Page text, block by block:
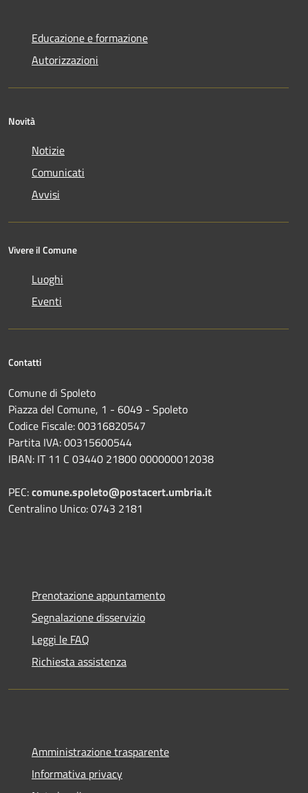
Educazione e formazione
Autorizzazioni
Novità
Notizie
Comunicati
Avvisi
Vivere il Comune
Luoghi
Eventi
Contatti
Comune di Spoleto
Piazza del Comune, 1 - 6049 - Spoleto
Codice Fiscale: 00316820547
Partita IVA: 00315600544
IBAN: IT 11 C 03440 21800 000000012038
PEC:comune.spoleto@postacert.umbria.it
Centralino Unico: 0743 2181
Prenotazione appuntamento
Segnalazione disservizio
Leggi le FAQ
Richiesta assistenza
Amministrazione trasparente
Informativa privacy